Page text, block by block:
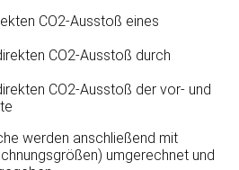
CO2-Ausstoß eines
CO2-Ausstoß durch
CO2-Ausstoß der vor- und
werden anschließend mit
umgerechnet und